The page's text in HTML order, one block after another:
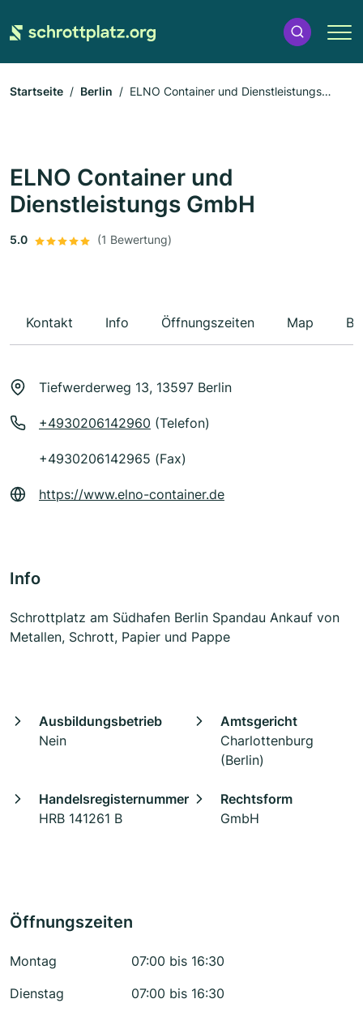
Startseite Berlin
ELNO Container und Dienstleistungs
ELNO Container und
Dienstleistungs GmbH
5.0 (1 Bewertung)
Kontakt Info Öffnungszeiten Map
Tiefwerderweg 13, 13597 Berlin
+4930206142960 (Telefon)
+4930206142965 (Fax)
https://www.elno-container.de
Info
Schrottplatz am Südhafen Berlin Spandau Ankauf von
Metallen, Schrott, Papier und Pappe
Ausbildungsbetrieb
Nein
Amtsgericht
Charlottenburg
(Berlin)
Handelsregisternummer
HRB 141261 B
Rechtsform
GmbH
Öffnungszeiten
Montag
07:00 bis 16:30
Dienstag
07:00 bis 16:30